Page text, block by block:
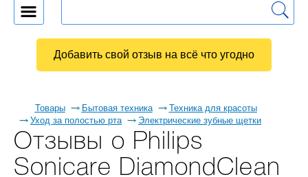
Товары Бытовая техника
Техника для красоты
Уход за полостью рта
Электрические зубные щетки
Отзывы о Philips
Sonicare DiamondClean
Добавить свой отзыв на всё что угодно